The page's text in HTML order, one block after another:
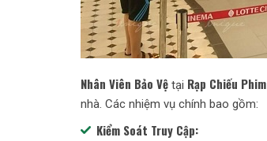
Nhân Viên Bảo Vệ tại Rạp Chiếu Phim
nhà. Các nhiệm vụ chính bao gồm:
Kiểm Soát Truy Cập: